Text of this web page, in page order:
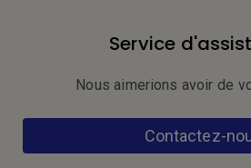
Service
Nous aimerions avoir de
Contactez-